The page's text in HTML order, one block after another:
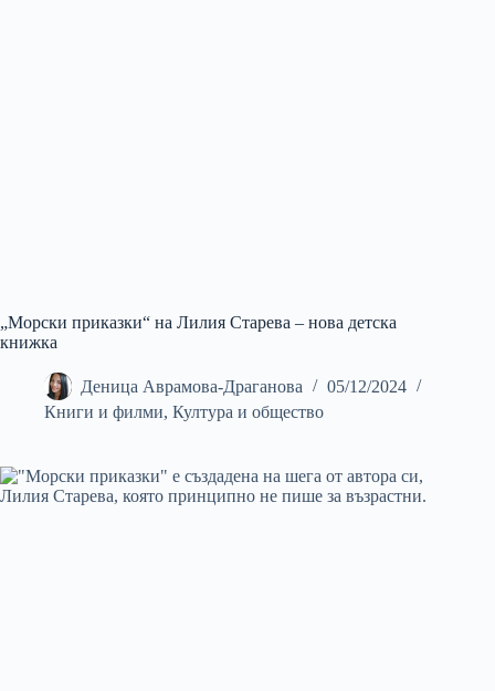
„Морски приказки“ на Лилия Старева – нова детска
книжка
Деница Аврамова-Драганова
05/12/2024
Книги и филми, Култура и общество